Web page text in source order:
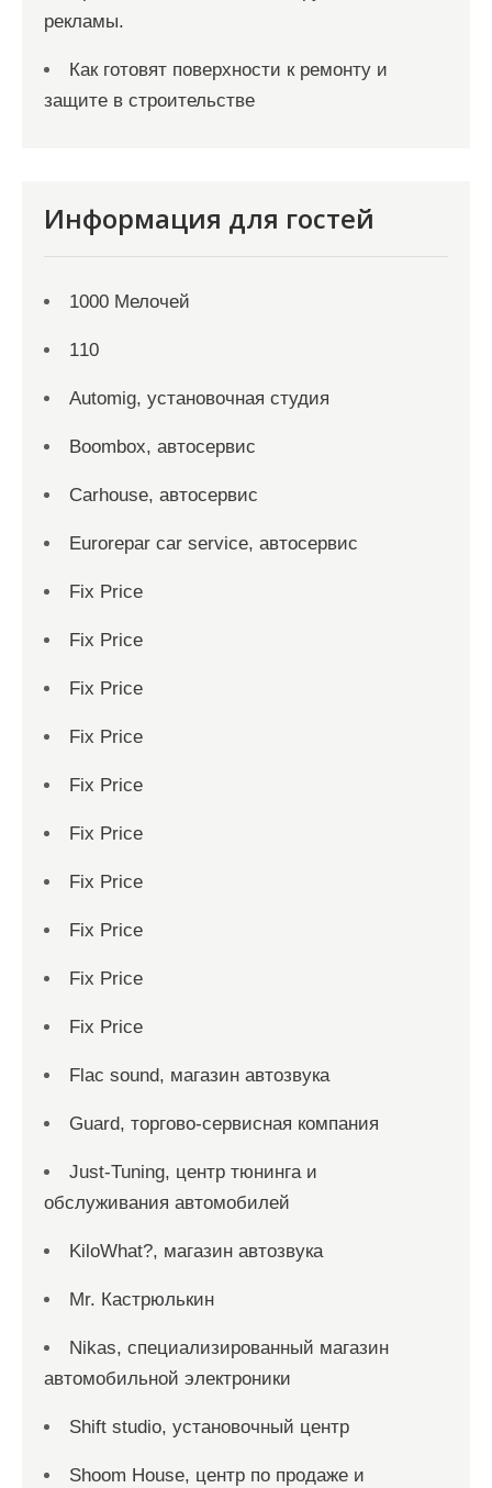
рекламы.
Как готовят поверхности к ремонту и
защите в строительстве
Информация для гостей
1000 Мелочей
110
Automig, установочная студия
Boombox, автосервис
Carhouse, автосервис
Eurorepar car service, автосервис
Fix Price
Fix Price
Fix Price
Fix Price
Fix Price
Fix Price
Fix Price
Fix Price
Fix Price
Fix Price
Flac sound, магазин автозвука
Guard, торгово-сервисная компания
Just-Tuning, центр тюнинга и
обслуживания автомобилей
KiloWhat?, магазин автозвука
Mr. Кастрюлькин
Nikas, специализированный магазин
автомобильной электроники
Shift studio, установочный центр
Shoom House, центр по продаже и